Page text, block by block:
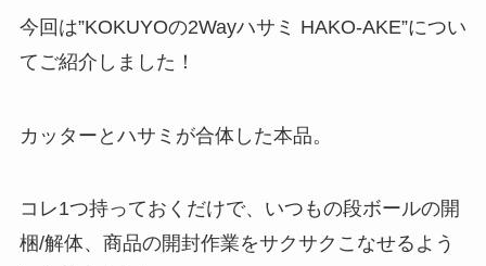
今回は”KOKUYOの2Wayハサミ HAKO-AKE”につい
てご紹介しました！
カッターとハサミが合体した本品。
コレ1つ持っておくだけで、いつもの段ボールの開
梱/解体、商品の開封作業をサクサクこなせるよう